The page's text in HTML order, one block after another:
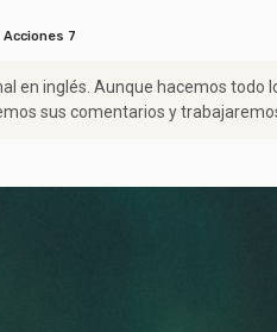
Acciones 7
en inglés. Aunque hacemos todo
sus comentarios y